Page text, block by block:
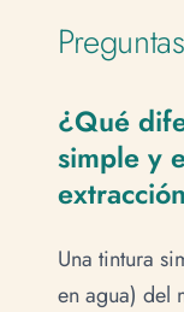
¿Qué
simple y
Una tintura
en agua) del